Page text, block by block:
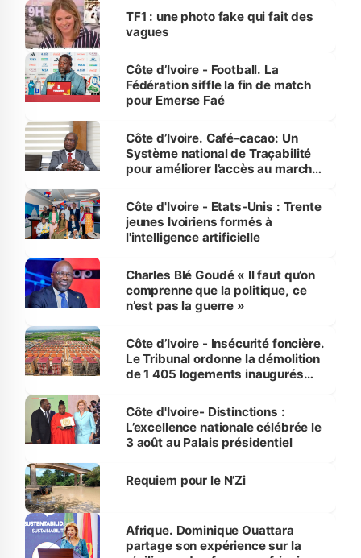
sur la scène internationale »
TF1 : une photo fake qui fait des
vagues
Côte d’Ivoire - Football. La
Fédération siffle la fin de match
pour Emerse Faé
Côte d’Ivoire. Café-cacao: Un
Système national de Traçabilité
pour améliorer l’accès au marché
Côte d'Ivoire - Etats-Unis : Trente
jeunes Ivoiriens formés à
l'intelligence artificielle
Charles Blé Goudé « Il faut qu’on
comprenne que la politique, ce
n’est pas la guerre »
Côte d’Ivoire - Insécurité foncière.
Le Tribunal ordonne la démolition
de 1 405 logements inaugurés
Bassam
Côte d'Ivoire- Distinctions :
L’excellence nationale célébrée le
3 août au Palais présidentiel
Requiem pour le N’Zi
Afrique. Dominique Ouattara
partage son expérience sur la